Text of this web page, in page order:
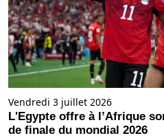
Vendredi 3 juillet 2026
L'Egypte offre à l’Afrique
de finale du mondial 2026